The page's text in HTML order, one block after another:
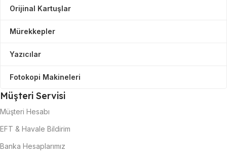
Orijinal Kartuşlar
Mürekkepler
Yazıcılar
Fotokopi Makineleri
Müşteri Servisi
Müşteri Hesabı
EFT & Havale Bildirim
Banka Hesaplarımız